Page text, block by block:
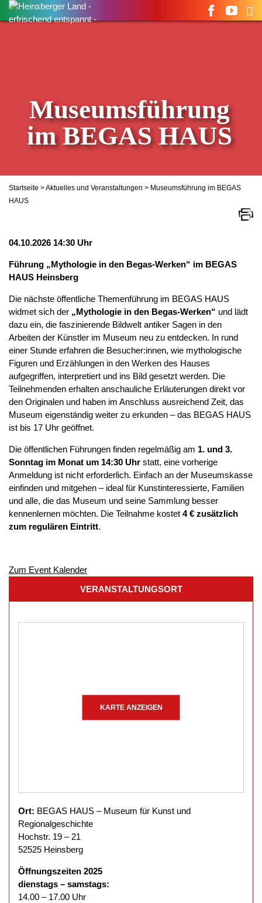
Suchen
nach:
Museumsführung
im BEGAS HAUS
Startseite >Aktuelles und Veranstaltungen > Museumsführung im BEGAS
HAUS
04.10.2026 14:30 Uhr
Führung „Mythologie in den Begas-Werken“ im BEGAS
HAUS Heinsberg
Die nächste öffentliche Themenführung im BEGAS HAUS
widmet sich der „Mythologie in den Begas-Werken“ und lädt
dazu ein, die faszinierende Bildwelt antiker Sagen in den
Arbeiten der Künstler im Museum neu zu entdecken. In rund
einer Stunde erfahren die Besucher:innen, wie mythologische
Figuren und Erzählungen in den Werken des Hauses
aufgegriffen, interpretiert und ins Bild gesetzt werden. Die
Teilnehmenden erhalten anschauliche Erläuterungen direkt vor
den Originalen und haben im Anschluss ausreichend Zeit, das
Museum eigenständig weiter zu erkunden – das BEGAS HAUS
ist bis 17 Uhr geöffnet.
Die öffentlichen Führungen finden regelmäßig am 1. und 3.
Sonntag im Monat um 14:30 Uhr statt, eine vorherige
Anmeldung ist nicht erforderlich. Einfach an der Museumskasse
einfinden und mitgehen – ideal für Kunstinteressierte, Familien
und alle, die das Museum und seine Sammlung besser
kennenlernen möchten. Die Teilnahme kostet 4 € zusätzlich
zum regulären Eintritt.
Zum Event Kalender
VERANSTALTUNGSORT
KARTE ANZEIGEN
Ort: BEGAS HAUS – Museum für Kunst und
Regionalgeschichte
Hochstr. 19 – 21
52525 Heinsberg
Öffnungszeiten 2025
dienstags – samstags:
14.00 – 17.00 Uhr